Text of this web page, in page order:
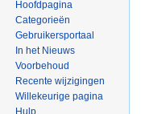
Hoofdpagina
Categorieën
Gebruikersportaal
In het Nieuws
Voorbehoud
Recente wijzigingen
Willekeurige pagina
Hulp